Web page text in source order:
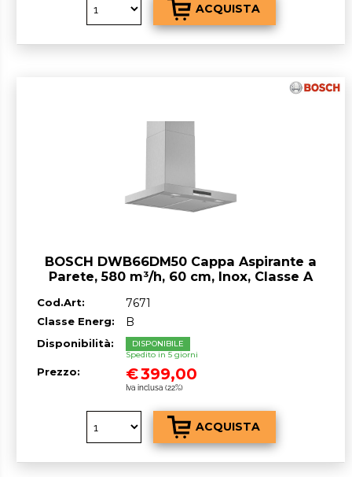
BOSCH DWB66DM50 Cappa Aspirante a
Parete, 580 m³/h, 60 cm, Inox, Classe A
Cod.Art: 7671
Classe Energ: B
Disponibilità:
DISPONIBILE
Spedito in 5 giorni
Prezzo: €399,00
Iva inclusa (22%)